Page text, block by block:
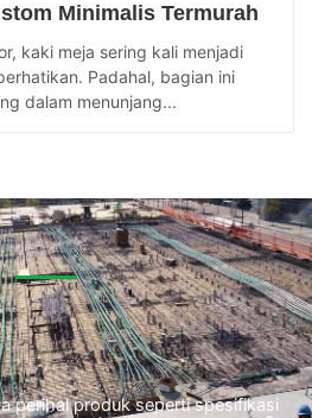
Minimalis Termurah
kaki meja sering kali menjadi
Padahal, bagian ini
dalam menunjang...
perihal produk seperti spesifikasi